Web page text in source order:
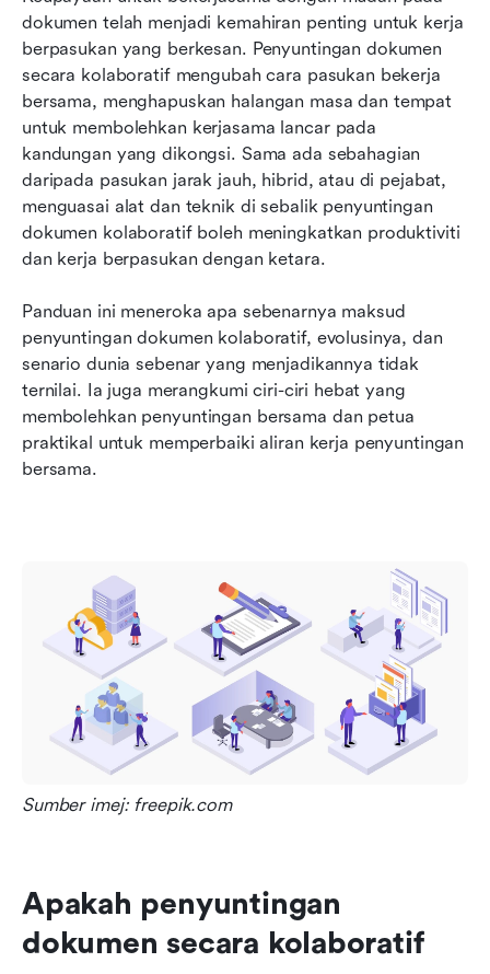
dokumen telah menjadi kemahiran penting untuk kerja
berpasukan yang berkesan. Penyuntingan dokumen
secara kolaboratif mengubah cara pasukan bekerja
bersama, menghapuskan halangan masa dan tempat
untuk membolehkan kerjasama lancar pada
kandungan yang dikongsi. Sama ada sebahagian
daripada pasukan jarak jauh, hibrid, atau di pejabat,
menguasai alat dan teknik di sebalik penyuntingan
dokumen kolaboratif boleh meningkatkan produktiviti
dan kerja berpasukan dengan ketara.
Panduan ini meneroka apa sebenarnya maksud
penyuntingan dokumen kolaboratif, evolusinya, dan
senario dunia sebenar yang menjadikannya tidak
ternilai. Ia juga merangkumi ciri-ciri hebat yang
membolehkan penyuntingan bersama dan petua
praktikal untuk memperbaiki aliran kerja penyuntingan
bersama.
Sumber imej: freepik.com
Apakah penyuntingan
dokumen secara kolaboratif
Ciri utama platform penyuntingan dokumen
kolaboratif yang berkesan
Pengubah permainan: Bagaimana AI
memperkasakan penyuntingan dokumen secara
kolaboratif pada tahun 2026
Petua penyuntingan bersama untuk kerjasama
dokumen yang lebih bijak
dokumen bersama anda
Kesimpulan: Berikan kuasa kepada pasukan
anda dengan penyuntingan dokumen kolaboratif
yang lebih pintar
Bacaan berkaitan